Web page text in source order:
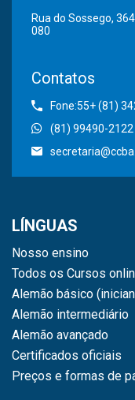
Rua do Sossego,
080
Contatos
Fone:55+ (81)
(81) 99490-2122
LÍNGUAS
Nosso ensino
Todos os Cursos
Alemão básico
Alemão intermediário
Alemão avançado
Certificados oficiais
Preços e formas de